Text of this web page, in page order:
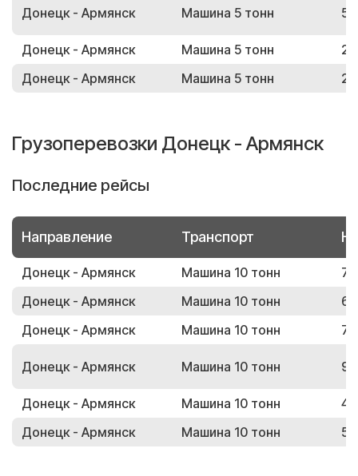
Донецк - Армянск Машина 5 тонн
Донецк - Армянск Машина 5 тонн
Донецк - Армянск
Машина 5 тонн
Грузоперевозки Донецк - Армянск
Последние рейсы
Направление Транспорт
Донецк - Армянск Машина 10 тонн
Донецк - Армянск
Машина 10 тонн
Донецк - Армянск
Машина 10 тонн
Донецк - Армянск Машина 10 тонн
Донецк - Армянск Машина 10 тонн
Донецк - Армянск
Машина 10 тонн